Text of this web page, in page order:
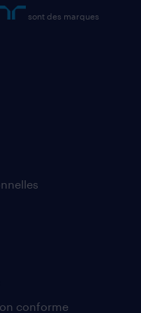
conforme
sont des marques